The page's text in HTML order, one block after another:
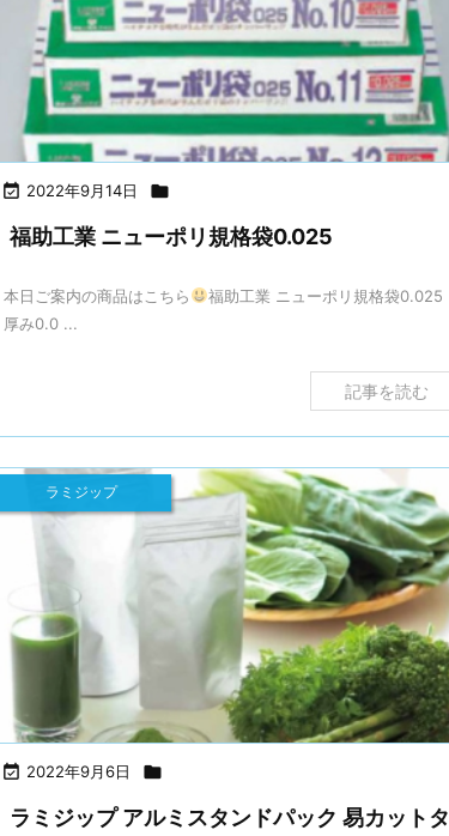
 2022年9月14日 
福助工業 ニューポリ規格袋0.025
本日ご案内の商品はこちら
福助工業 ニューポリ規格袋0.025
厚み0.0 ...
記事を読む
 2022年9月6日 
ラミジップ
ラミジップ アルミスタンドパック 易カットタ